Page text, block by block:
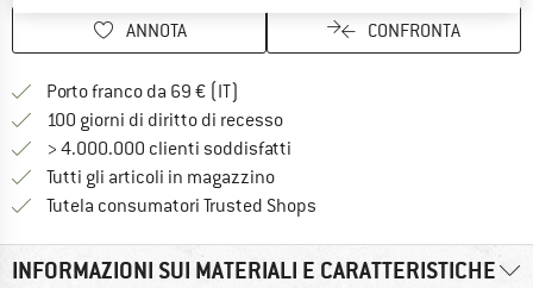
ANNOTA CONFRONTA
Porto franco da 69 € (IT)
100 giorni di diritto di recessoVai alla politica di recesso qui
> 4.000.000 clienti soddisfatti
Tutti gli articoli in magazzino
Tutela consumatori Trusted Shops
INFORMAZIONI SUI MATERIALI E CARATTERISTICHE